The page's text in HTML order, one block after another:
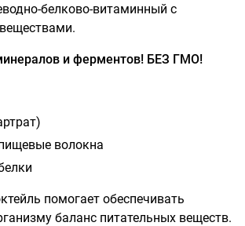
белково-витаминный с
и ферментов! БЕЗ ГМО!
волокна
помогает обеспечивать
баланс питательных веществ.